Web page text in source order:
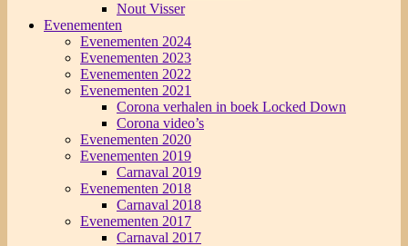
Nout Visser
Evenementen
Evenementen 2024
Evenementen 2023
Evenementen 2022
Evenementen 2021
Corona verhalen in boek Locked Down
Corona video’s
Evenementen 2020
Evenementen 2019
Carnaval 2019
Evenementen 2018
Carnaval 2018
Evenementen 2017
Carnaval 2017